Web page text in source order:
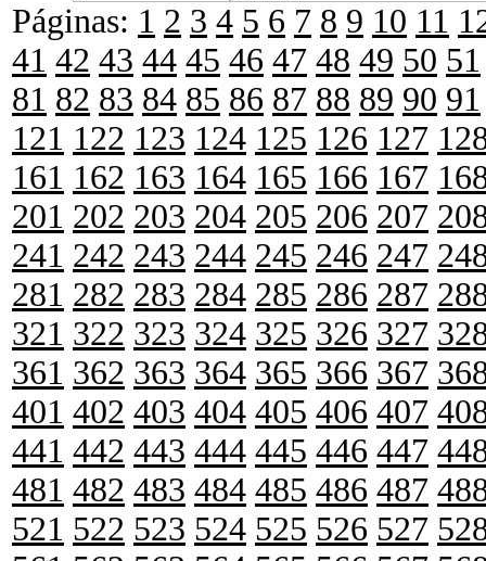
Páginas: 1 2 3 4 5 6 7 8 9 10 11
41 42 43 44 45 46 47 48 49 50 51
81 82 83 84 85 86 87 88 89 90 91
121 122 123 124 125 126 127
161 162 163 164 165 166 167
201 202 203 204 205 206 207
241 242 243 244 245 246 247
281 282 283 284 285 286 287
321 322 323 324 325 326 327
361 362 363 364 365 366 367
401 402 403 404 405 406 407
441 442 443 444 445 446 447
481 482 483 484 485 486 487
521 522 523 524 525 526 527